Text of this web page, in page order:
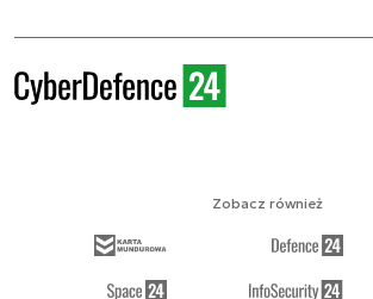
Zobacz również